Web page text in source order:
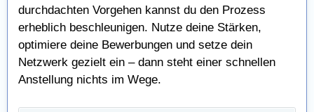
durchdachten Vorgehen kannst du den Prozess
erheblich beschleunigen. Nutze deine Stärken,
optimiere deine Bewerbungen und setze dein
Netzwerk gezielt ein – dann steht einer schnellen
Anstellung nichts im Wege.